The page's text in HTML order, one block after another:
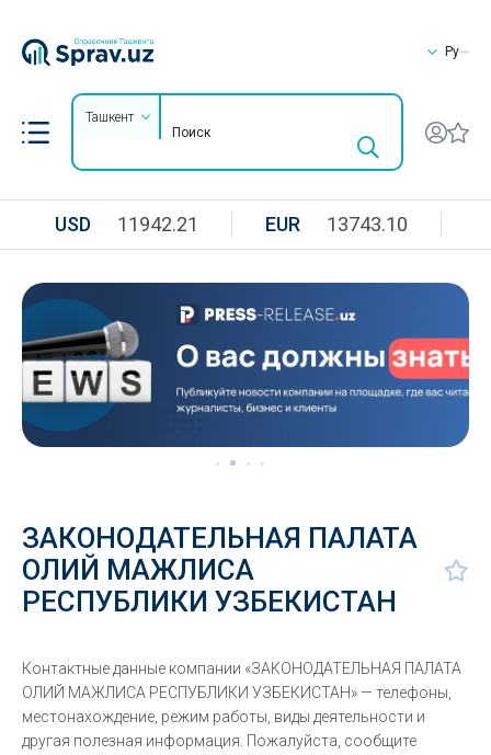
Ру
Ташкент
USD 11942.21 EUR 13743.10
ЗАКОНОДАТЕЛЬНАЯ ПАЛАТА
ОЛИЙ МАЖЛИСА
РЕСПУБЛИКИ УЗБЕКИСТАН
Контактные данные компании «ЗАКОНОДАТЕЛЬНАЯ ПАЛАТА
ОЛИЙ МАЖЛИСА РЕСПУБЛИКИ УЗБЕКИСТАН» — телефоны,
местонахождение, режим работы, виды деятельности и
другая полезная информация. Пожалуйста, сообщите